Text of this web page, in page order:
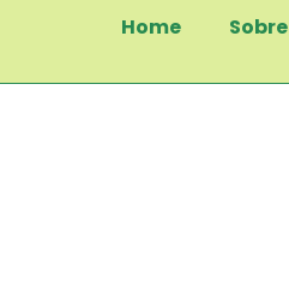
Home Sobre